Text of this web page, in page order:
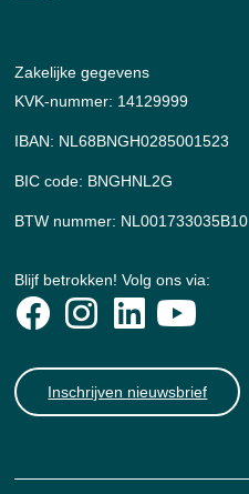
Zakelijke gegevens
KVK-nummer: 14129999
IBAN: NL68BNGH0285001523
BIC code: BNGHNL2G
BTW nummer: NL001733035B10
Blijf betrokken! Volg ons via:
Inschrijven nieuwsbrief